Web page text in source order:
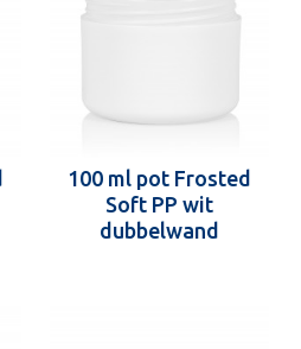
100 ml pot Frosted
Soft PP wit
dubbelwand